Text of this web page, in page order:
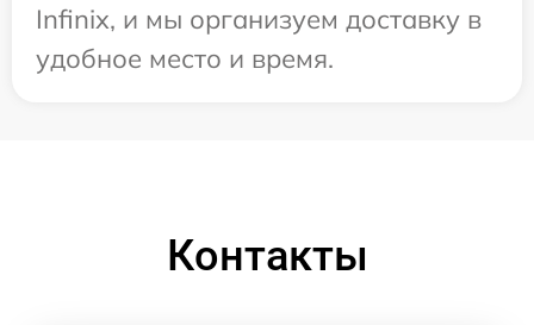
Infinix, и мы организуем доставку в
удобное место и время.
Контакты